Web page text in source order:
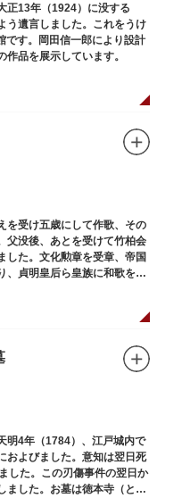
正13年（1924）に没する
う遺言しました。これをうけ
です。岡田信一郎により設計
品を展示しています。
を受け五歳にして作歌、その
父没後、あとを受けて竹柏会
した。文化勲章を受章、帝国
、貞明皇后ら皇族に和歌を指
明4年（1784）、江戸城内で
およびました。意知は翌日死
した。この刃傷事件の翌日か
ました。お墓は徳本寺（とく